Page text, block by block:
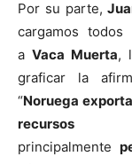
Por su parte,
cargamos
aVaca Muerta,
graficar la
“Noruega
principalmente